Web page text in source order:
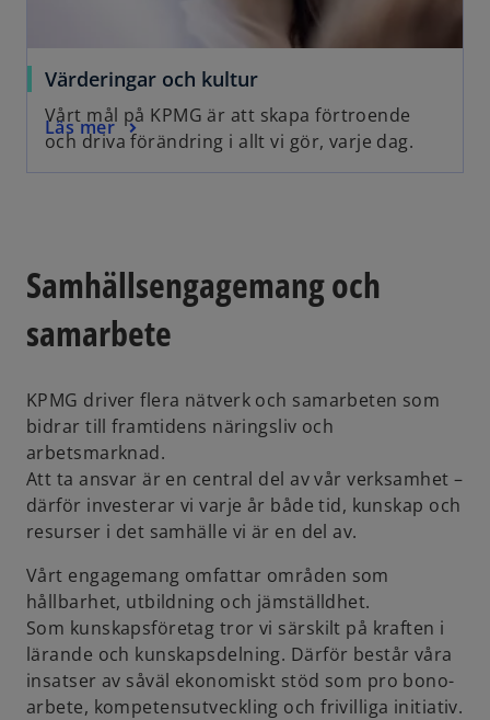
Värderingar och kultur
Vårt mål på KPMG är att skapa förtroende
och driva förändring i allt vi gör, varje dag.
Läs mer
Samhällsengagemang och
samarbete
KPMG driver flera nätverk och samarbeten som
bidrar till framtidens näringsliv och
arbetsmarknad.
Att ta ansvar är en central del av vår verksamhet –
därför investerar vi varje år både tid, kunskap och
resurser i det samhälle vi är en del av.
Vårt engagemang omfattar områden som
hållbarhet, utbildning och jämställdhet.
Som kunskapsföretag tror vi särskilt på kraften i
lärande och kunskapsdelning. Därför består våra
insatser av såväl ekonomiskt stöd som pro bono-
arbete, kompetensutveckling och frivilliga initiativ.